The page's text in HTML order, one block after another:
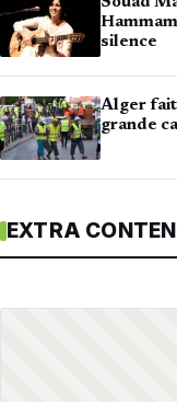
silence
Alger fait
grande
EXTRA